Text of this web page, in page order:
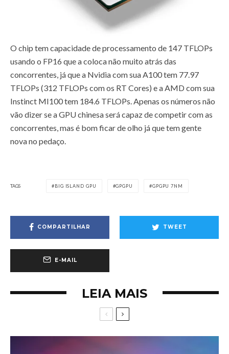
O chip tem capacidade de processamento de 147 TFLOPs
usando o FP16 que a coloca não muito atrás das
concorrentes, já que a Nvidia com sua A100 tem 77.97
TFLOPs (312 TFLOPs com os RT Cores) e a AMD com sua
Instinct MI100 tem 184.6 TFLOPs. Apenas os números não
vão dizer se a GPU chinesa será capaz de competir com as
concorrentes, mas é bom ficar de olho já que tem gente
nova no pedaço.
TAGS BIG ISLAND GPU GPGPU GPGPU 7NM
COMPARTILHAR TWEET
E-MAIL
LEIA MAIS